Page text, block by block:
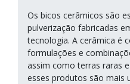
Os bicos cerâmicos são
pulverização fabricadas
tecnologia. A cerâmica é
formulações e
assim como terras raras
esses produtos são mais